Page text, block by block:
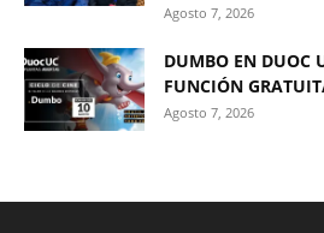
Agosto 7, 2026
DUMBO EN DUOC
FUNCIÓN
Agosto 7, 2026